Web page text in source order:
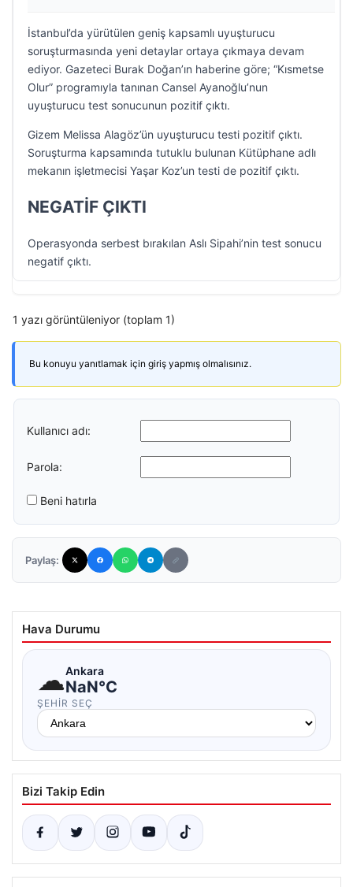
İstanbul’da yürütülen geniş kapsamlı uyuşturucu
soruşturmasında yeni detaylar ortaya çıkmaya devam
ediyor. Gazeteci Burak Doğan’ın haberine göre; “Kısmetse
Olur” programıyla tanınan Cansel Ayanoğlu’nun
uyuşturucu test sonucunun pozitif çıktı.
Gizem Melissa Alagöz’ün uyuşturucu testi pozitif çıktı.
Soruşturma kapsamında tutuklu bulunan Kütüphane adlı
mekanın işletmecisi Yaşar Koz’un testi de pozitif çıktı.
NEGATİF ÇIKTI
Operasyonda serbest bırakılan Aslı Sipahi’nin test sonucu
negatif çıktı.
1 yazı görüntüleniyor (toplam 1)
Bu konuyu yanıtlamak için giriş yapmış olmalısınız.
Kullanıcı adı:
Parola:
Beni hatırla
Paylaş:
Hava Durumu
☁Ankara
NaN°C
ŞEHIR SEÇ
Bizi Takip Edin